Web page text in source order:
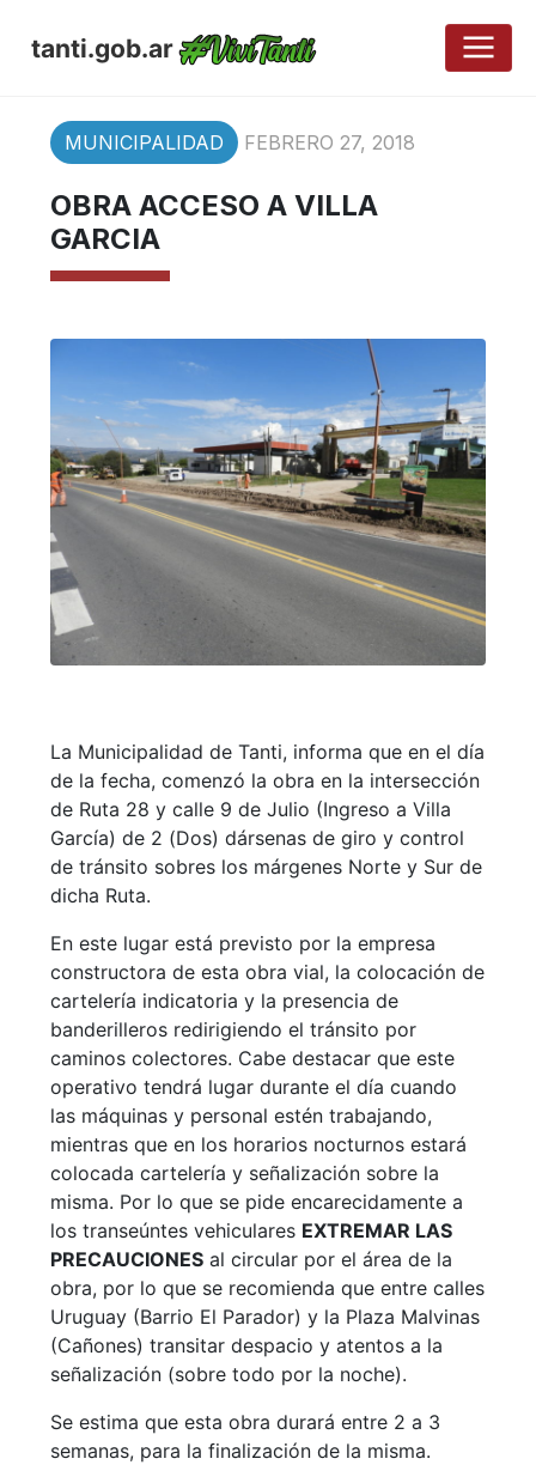
tanti.gob.ar
MUNICIPALIDAD FEBRERO 27, 2018
OBRA ACCESO A VILLA
GARCIA
La Municipalidad de Tanti, informa que en el día
de la fecha, comenzó la obra en la intersección
de Ruta 28 y calle 9 de Julio (Ingreso a Villa
García) de 2 (Dos) dársenas de giro y control
de tránsito sobres los márgenes Norte y Sur de
dicha Ruta.
En este lugar está previsto por la empresa
constructora de esta obra vial, la colocación de
cartelería indicatoria y la presencia de
banderilleros redirigiendo el tránsito por
caminos colectores. Cabe destacar que este
operativo tendrá lugar durante el día cuando
las máquinas y personal estén trabajando,
mientras que en los horarios nocturnos estará
colocada cartelería y señalización sobre la
misma. Por lo que se pide encarecidamente a
los transeúntes vehiculares EXTREMAR LAS
PRECAUCIONESal circular por el área de la
obra, por lo que se recomienda que entre calles
Uruguay (Barrio El Parador) y la Plaza Malvinas
(Cañones) transitar despacio y atentos a la
señalización (sobre todo por la noche).
Se estima que esta obra durará entre 2 a 3
semanas, para la finalización de la misma.